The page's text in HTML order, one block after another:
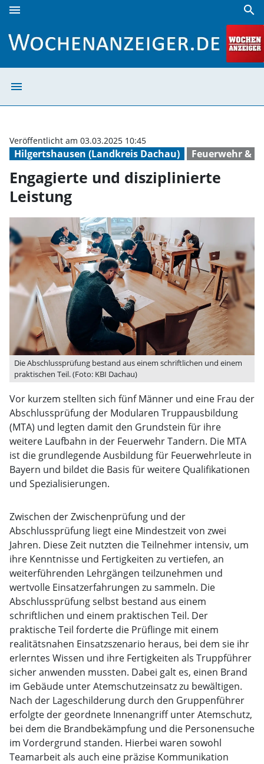
menu search
menu
Hilgertshausen (Landkreis Dachau) Feuerwehr &
Veröffentlicht am 03.03.2025 10:45
Engagierte und disziplinierte
Leistung
Die Abschlussprüfung bestand aus einem schriftlichen und einem
praktischen Teil. (Foto: KBI Dachau)
Vor kurzem stellten sich fünf Männer und eine Frau der
Abschlussprüfung der Modularen Truppausbildung
(MTA) und legten damit den Grundstein für ihre
weitere Laufbahn in der Feuerwehr Tandern. Die MTA
ist die grundlegende Ausbildung für Feuerwehrleute in
Bayern und bildet die Basis für weitere Qualifikationen
und Spezialisierungen.
Zwischen der Zwischenprüfung und der
Abschlussprüfung liegt eine Mindestzeit von zwei
Jahren. Diese Zeit nutzten die Teilnehmer intensiv, um
ihre Kenntnisse und Fertigkeiten zu vertiefen, an
weiterführenden Lehrgängen teilzunehmen und
wertvolle Einsatzerfahrungen zu sammeln. Die
Abschlussprüfung selbst bestand aus einem
schriftlichen und einem praktischen Teil. Der
praktische Teil forderte die Prüflinge mit einem
realitätsnahen Einsatzszenario heraus, bei dem sie ihr
erlerntes Wissen und ihre Fertigkeiten als Truppführer
sicher anwenden mussten. Dabei galt es, einen Brand
im Gebäude unter Atemschutzeinsatz zu bewältigen.
Nach der Lageschilderung durch den Gruppenführer
erfolgte der geordnete Innenangriff unter Atemschutz,
bei dem die Brandbekämpfung und die Personensuche
im Vordergrund standen. Hierbei waren sowohl
Teamarbeit als auch eine präzise Kommunikation